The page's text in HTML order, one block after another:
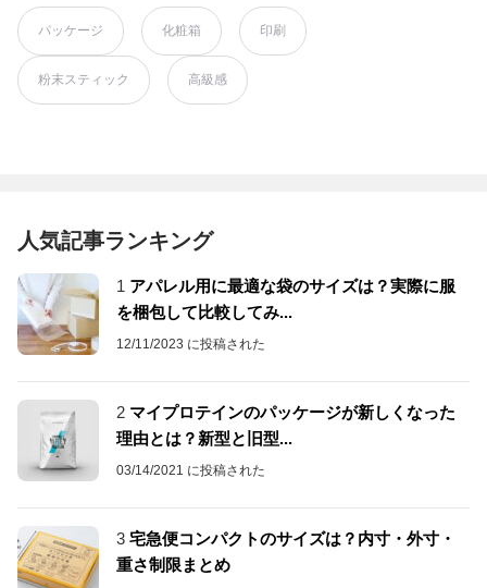
パッケージ 化粧箱 印刷
粉末スティック 高級感
人気記事ランキング
1 アパレル用に最適な袋のサイズは？実際に服
を梱包して比較してみ...
12/11/2023 に投稿された
2 マイプロテインのパッケージが新しくなった
理由とは？新型と旧型...
03/14/2021 に投稿された
3 宅急便コンパクトのサイズは？内寸・外寸・
重さ制限まとめ